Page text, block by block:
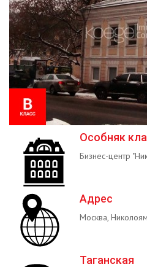
Особняк
Бизнес-центр
Адрес
Москва,
Таганская